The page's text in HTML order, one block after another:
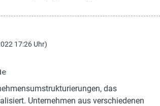
17:26 Uhr)
das
Unternehmen aus verschiedenen